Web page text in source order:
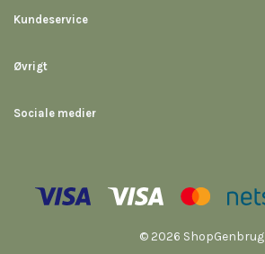
Kundeservice
Øvrigt
Sociale medier
© 2026 ShopGenbrug